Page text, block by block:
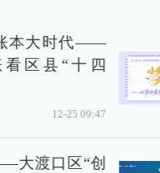
本大时代——
区县“十四
12-25 09:47
大渡口区“创